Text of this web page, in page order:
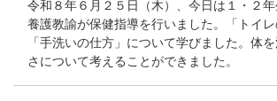
令和８年６月２５日（木）、今日は１・２
養護教諭が保健指導を行いました。「トイ
「手洗いの仕方」について学びました。体
さについて考えることができました。